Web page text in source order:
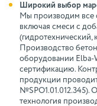
Широкий выбор
Мы производим все
включая смеси с
(гидротехнический,
Производство
оборудовании
сертификацию.
продукции
№SPO1.01.012.345).
технология